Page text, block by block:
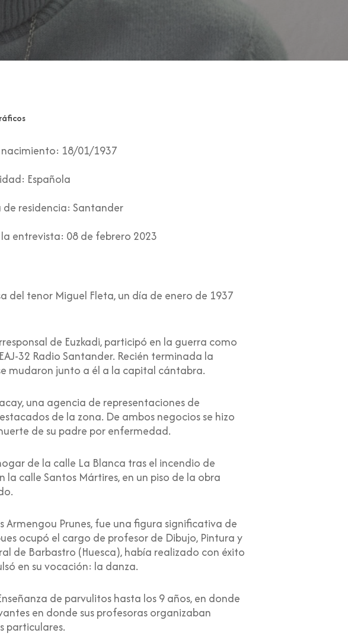
nacimiento: 18/01/1937
Española
residencia: Santander
entrevista: 08 de febrero 2023
del tenor Miguel Fleta, un día de enero de 1937
de Euzkadi, participó en la guerra como
32 Radio Santander. Recién terminada la
mudaron junto a él a la capital cántabra.
una agencia de representaciones de
de la zona. De ambos negocios se hizo
de su padre por enfermedad.
de la calle La Blanca tras el incendio de
calle Santos Mártires, en un piso de la obra
Prunes, fue una figura significativa de
ocupó el cargo de profesor de Dibujo, Pintura y
de Barbastro (Huesca), había realizado con éxito
en su vocación: la danza.
de parvulitos hasta los 9 años, en donde
en donde sus profesoras organizaban
particulares.